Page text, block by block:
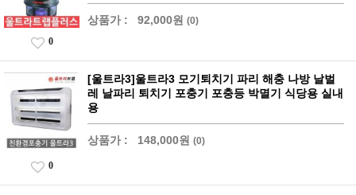
상품가 : 92,000원 (0)
0
[울트라3]울트라3 모기퇴치기 파리 해충 나방 날벌
레 날파리 퇴치기 포충기 포충등 박멸기 식당용 실내
용
상품가 : 148,000원 (0)
0